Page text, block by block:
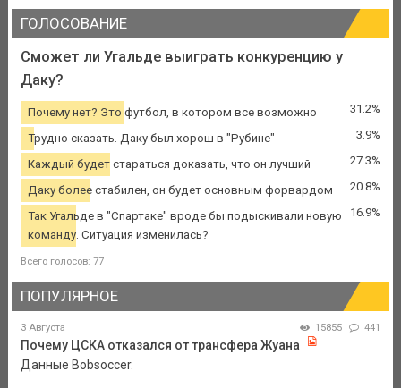
ГОЛОСОВАНИЕ
Сможет ли Угальде выиграть конкуренцию у
Даку?
Почему нет? Это футбол, в котором все возможно 31.2%
Трудно сказать. Даку был хорош в "Рубине" 3.9%
Каждый будет стараться доказать, что он лучший 27.3%
Даку более стабилен, он будет основным форвардом 20.8%
Так Угальде в "Спартаке" вроде бы подыскивали новую
команду. Ситуация изменилась?
16.9%
Всего голосов: 77
ПОПУЛЯРНОЕ
3 Августа 15855 441
Почему ЦСКА отказался от трансфера Жуана
Данные Bobsoccer.